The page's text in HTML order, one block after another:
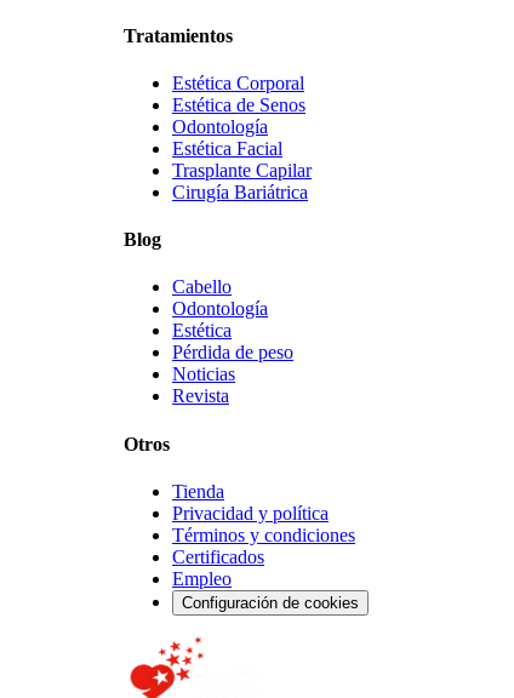
Tratamientos
Estética Corporal
Estética de Senos
Odontología
Estética Facial
Trasplante Capilar
Cirugía Bariátrica
Blog
Cabello
Odontología
Estética
Pérdida de peso
Noticias
Revista
Otros
Tienda
Privacidad y política
Términos y condiciones
Certificados
Empleo
Configuración de cookies